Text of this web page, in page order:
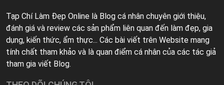
Tạp Chí Làm Đẹp Online là Blog cá nhân chuyên giới thiệu,
đánh giá và review các sản phẩm liên quan đến làm đẹp, gia
dụng, kiến thức, ẩm thực... Các bài viết trên Website mang
tính chất tham khảo và là quan điểm cá nhân của các tác giả
tham gia viết Blog.